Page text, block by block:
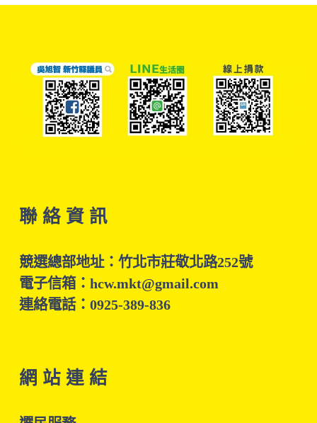
聯 絡 資 訊
競選總部地址：竹北市莊敬北路252號
電子信箱：hcw.mkt@gmail.com
連絡電話：0925-389-836
網 站 連 結